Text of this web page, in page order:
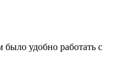
было удобно работать с